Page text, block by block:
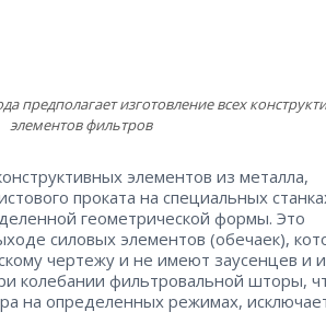
предполагает изготовление всех
элементов фильтров
элементов из металла,
проката на специальных
геометрической формы. Это
силовых элементов (обечаек),
чертежу и не имеют заусенцев и
колебании фильтровальной шторы,
на определенных режимах,